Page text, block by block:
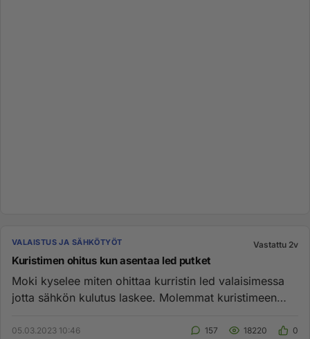
VALAISTUS JA SÄHKÖTYÖT Vastattu 2v
Kuristimen ohitus kun asentaa led putket
Moki kyselee miten ohittaa kurristin led valaisimessa
jotta sähkön kulutus laskee. Molemmat kuristimeen
05.03.2023 10:46 157 18220 0